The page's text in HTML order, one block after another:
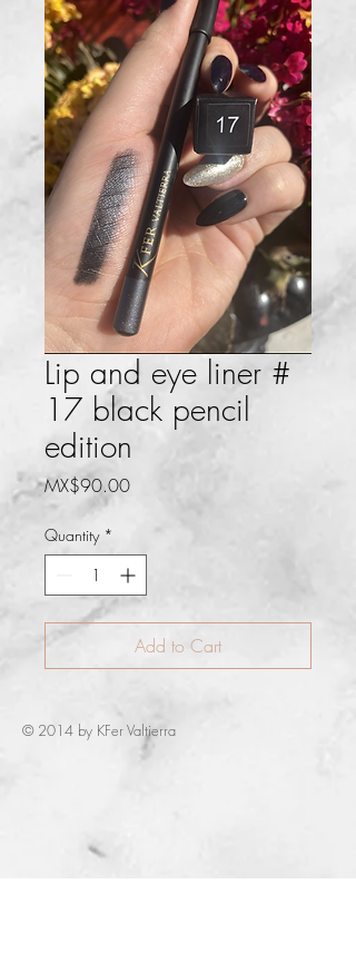
Lip and eye liner #
17 black pencil
edition
MX$90.00Price
Quantity *
Add to Cart
© 2014 by KFer Valtierra